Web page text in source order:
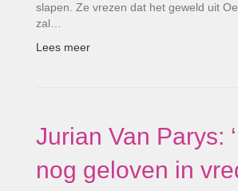
slapen. Ze vrezen dat het geweld uit
zal…
Lees meer
Jurian Van Parys:
nog geloven in